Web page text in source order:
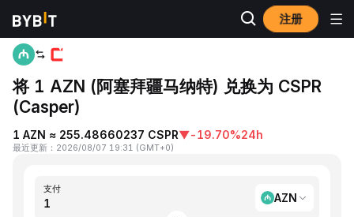
注册
首页 AZN to CSPR
将 1 AZN (阿塞拜疆马纳特) 兑换为 CSPR
(Casper)
1 AZN ≈ 255.48660237 CSPR▼-19.70%24h
最近更新 ： 2026/08/07 19:31 (GMT+0)
支付
AZN